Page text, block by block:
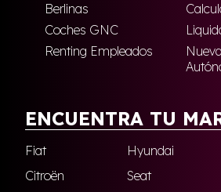
Berlinas
Coches GNC
Renting Empleados
ENCUENTRA TU
Fiat Hyundai
Citroën
Seat